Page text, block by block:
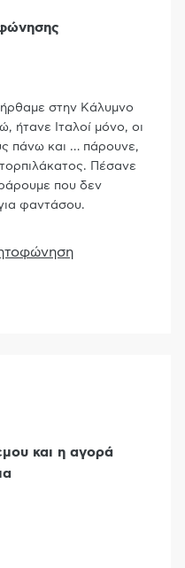
ήρθαμε στην Κάλυμνο
ήτανε Ιταλοί μόνο, οι
πάνω και … πάρουνε,
Πέσανε
που δεν
φαντάσου.
και η αγορά